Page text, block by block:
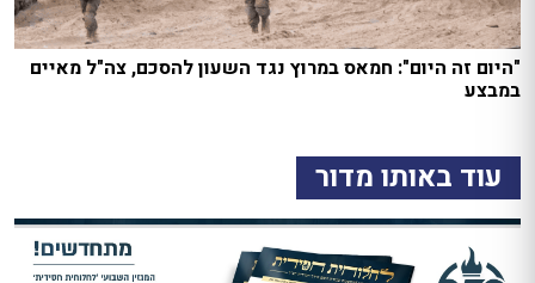
"היום זה היום": חמאס במרוץ נגד השעון להסכם, צה"ל מאיים
במבצע
עוד באותו מדור